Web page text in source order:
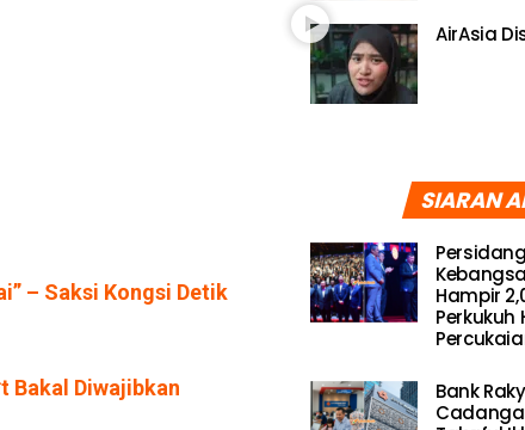
– Saksi Kongsi Detik
Bakal Diwajibkan
AirAsia
SIARAN
Hampir
Perkukuh
Bank